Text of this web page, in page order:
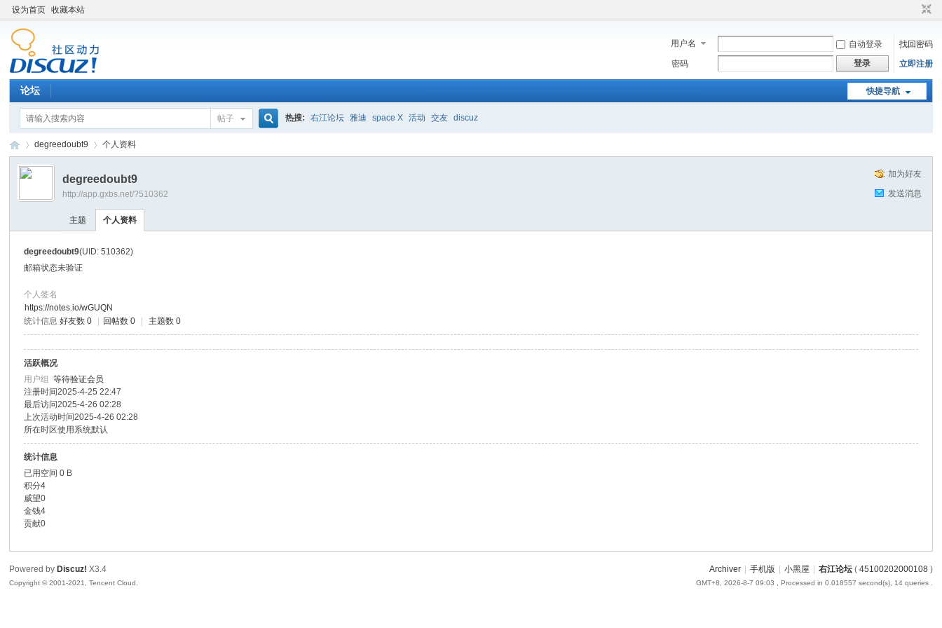
设为首页 收藏本站
用户名 自动登录
找回密码
密码
登录 立即注册
快捷导航
论坛
帖子 热搜: 右江论坛 雅迪 space X 活动 交友 discuz
›
degreedoubt9 个人资料
加为好友
发送消息
degreedoubt9
http://app.gxbs.net/?510362
主题 个人资料
degreedoubt9(UID: 510362)
邮箱状态未验证
个人签名
https://notes.io/wGUQN
统计信息 好友数 0 回帖数 0 主题数 0
活跃概况
用户组等待验证会员
注册时间2025-4-25 22:47
最后访问2025-4-26 02:28
上次活动时间2025-4-26 02:28
所在时区使用系统默认
统计信息
已用空间 0 B
积分4
威望0
金钱4
贡献0
Archiver 手机版 小黑屋 右江论坛( 45100202000108)
GMT+8, 2026-8-7 09:03 , Processed in 0.018557 second(s), 14 queries .
Powered by Discuz! X3.4
Copyright © 2001-2021, Tencent Cloud.